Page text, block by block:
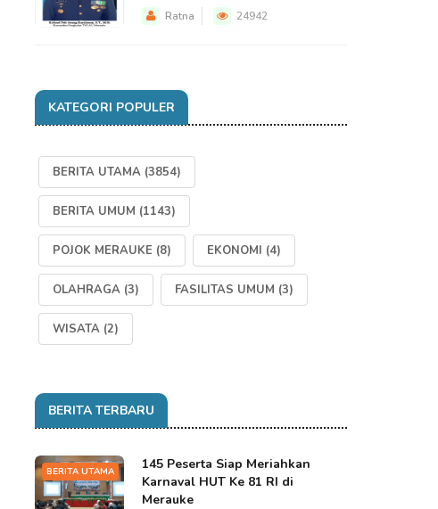
Ratna 24942
KATEGORI POPULER
BERITA UTAMA (3854)
BERITA UMUM (1143)
POJOK MERAUKE (8) EKONOMI (4)
OLAHRAGA (3) FASILITAS UMUM (3)
WISATA (2)
BERITA TERBARU
BERITA UTAMA
145 Peserta Siap Meriahkan
Karnaval HUT Ke 81 RI di
Merauke